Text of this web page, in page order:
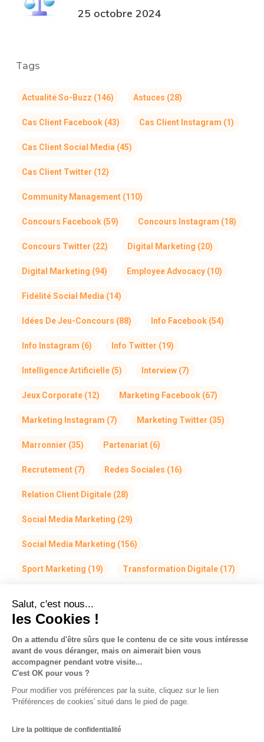
Salut, c'est nous...
les Cookies !
On a attendu d'être sûrs que le contenu de ce site vous intéresse
avant de vous déranger, mais on aimerait bien vous
accompagner pendant votre visite...
C'est OK pour vous ?
Pour modifier vos préférences par la suite, cliquez sur le lien
'Préférences de cookies' situé dans le pied de page.
Lire la politique de confidentialité
25 octobre 2024
Tags
Actualité So-Buzz (146) Astuces (28)
Cas Client Facebook(43) Cas Client Instagram (1)
Cas Client Social Media (45)
Cas Client Twitter (12)
Community Management(110)
Concours Facebook(59) Concours Instagram (18)
Concours Twitter (22) Digital Marketing (20)
Digital Marketing (94) Employee Advocacy(10)
Fidélité Social Media (14)
Idées De Jeu-Concours (88) Info Facebook(54)
Info Instagram (6) Info Twitter (19)
Intelligence Artificielle(5) Interview(7)
Jeux Corporate(12) Marketing Facebook(67)
Marketing Instagram (7) Marketing Twitter (35)
Marronnier (35) Partenariat(6)
Recrutement(7) Redes Sociales (16)
Relation Client Digitale(28)
Social Media Marketing (29)
Social Media Marketing (156)
Sport Marketing (19) Transformation Digitale(17)
La Team So-Buzz
Mentions légales
CGU & Cookies
Made with